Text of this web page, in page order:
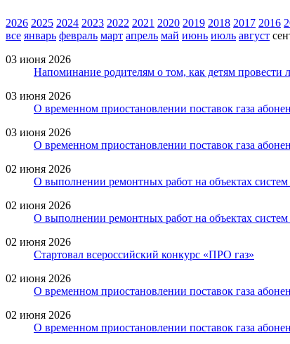
2026 2025 2024 2023 2022 2021 2020 2019 2018 2017 2016
все январь февраль март апрель май июнь июль август
03 июня 2026
Напоминание родителям о том, как детям провести
03 июня 2026
О временном приостановлении поставок газа
03 июня 2026
О временном приостановлении поставок газа
02 июня 2026
О выполнении ремонтных работ на объектах систем
02 июня 2026
О выполнении ремонтных работ на объектах систем
02 июня 2026
Стартовал всероссийский конкурс «ПРО газ»
02 июня 2026
О временном приостановлении поставок газа
02 июня 2026
О временном приостановлении поставок газа